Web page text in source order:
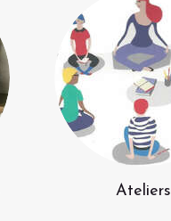
Ateliers